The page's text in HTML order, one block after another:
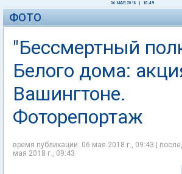
06 МАЯ 2018 10:49
ФОТО
"Бессмертный
Белого дома:
Вашингтоне.
Фоторепортаж
время публикации: 06 мая 2018 г., 09:43 |
мая 2018 г., 09:43